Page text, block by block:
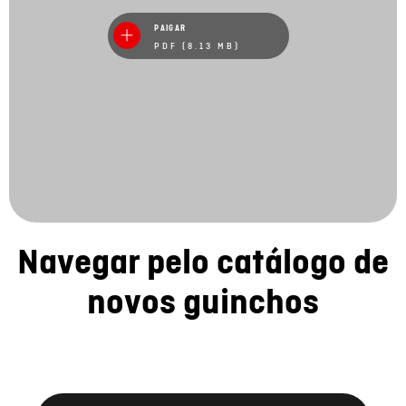
PAIGAR
PDF (8.13 MB)
Navegar pelo catálogo de
novos guinchos